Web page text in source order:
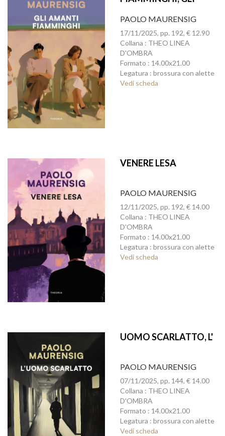
PAOLO MAURENSIG
17/11/2025, pp. 192, € 12.90
Collana : THEO LINEA
D'OMBRA
Formato : 14.00x21.00
Legatura : brossura con alette
Vedi scheda
VENERE LESA
PAOLO MAURENSIG
12/11/2025, pp. 192, € 14.00
Collana : THEO LINEA
D'OMBRA
Formato : 14.00x21.00
Legatura : brossura con alette
Vedi scheda
UOMO SCARLATTO, L'
PAOLO MAURENSIG
07/11/2025, pp. 144, € 14.00
Collana : THEO LINEA
D'OMBRA
Formato : 14.00x21.00
Legatura : brossura con alette
Vedi scheda